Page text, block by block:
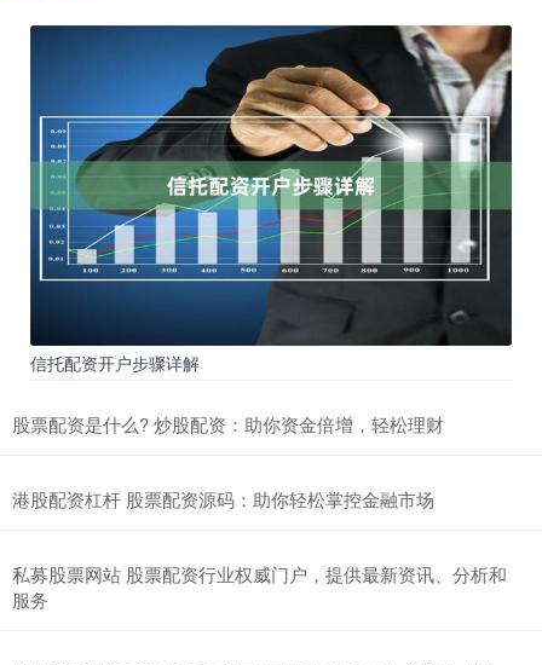
信托配资开户步骤详解
股票配资是什么? 炒股配资：助你资金倍增，轻松理财
港股配资杠杆 股票配资源码：助你轻松掌控金融市场
私募股票网站 股票配资行业权威门户，提供最新资讯、分析和
服务